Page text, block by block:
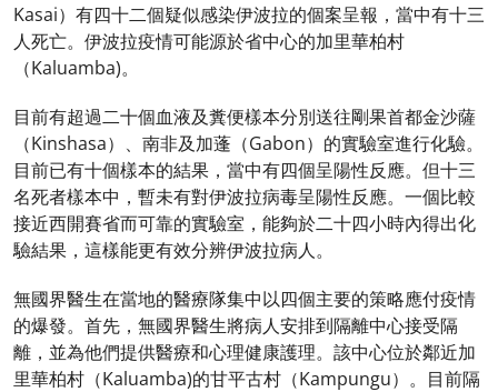
Kasai）有四十二個疑似感染伊波拉的個案呈報，當中有十三
人死亡。伊波拉疫情可能源於省中心的加里華柏村
（Kaluamba)。
目前有超過二十個血液及糞便樣本分別送往剛果首都金沙薩
（Kinshasa）、南非及加蓬（Gabon）的實驗室進行化驗。
目前已有十個樣本的結果，當中有四個呈陽性反應。但十三
名死者樣本中，暫未有對伊波拉病毒呈陽性反應。一個比較
接近西開賽省而可靠的實驗室，能夠於二十四小時內得出化
驗結果，這樣能更有效分辨伊波拉病人。
無國界醫生在當地的醫療隊集中以四個主要的策略應付疫情
的爆發。首先，無國界醫生將病人安排到隔離中心接受隔
離，並為他們提供醫療和心理健康護理。該中心位於鄰近加
里華柏村（Kaluamba)的甘平古村（Kampungu）。目前隔